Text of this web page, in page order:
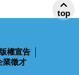
版權宣告
業徵才
top